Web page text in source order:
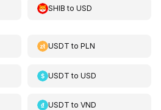
SHIB toUSD
USDT toPLN
USDT toUSD
USDT toVND